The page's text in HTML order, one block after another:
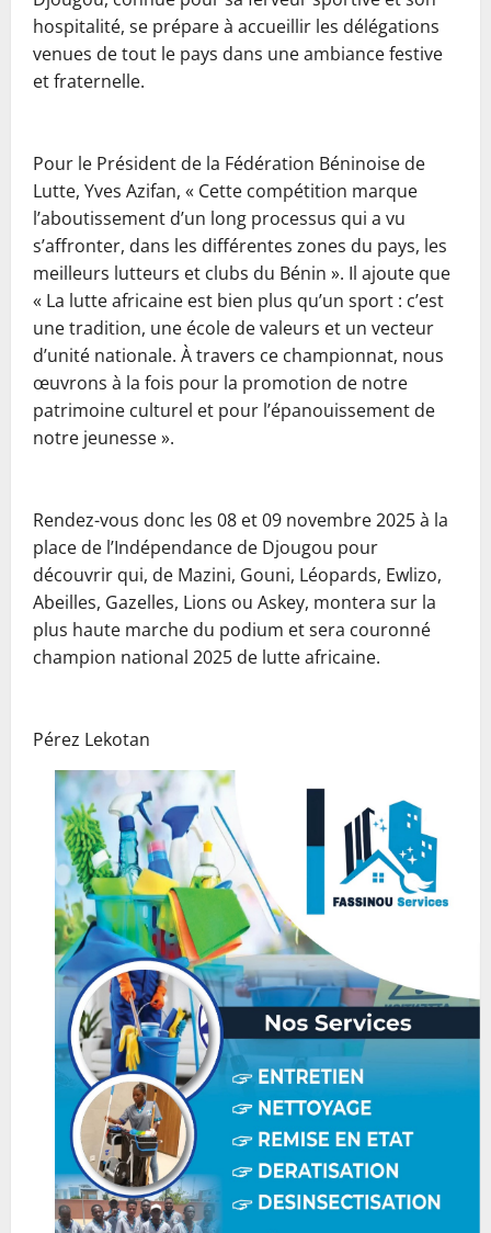
hospitalité, se prépare à accueillir les délégations
venues de tout le pays dans une ambiance festive
et fraternelle.
‎Pour le Président de la Fédération Béninoise de
Lutte, Yves Azifan, « Cette compétition marque
l’aboutissement d’un long processus qui a vu
s’affronter, dans les différentes zones du pays, les
meilleurs lutteurs et clubs du Bénin ». Il ajoute que
« La lutte africaine est bien plus qu’un sport : c’est
une tradition, une école de valeurs et un vecteur
d’unité nationale. À travers ce championnat, nous
œuvrons à la fois pour la promotion de notre
patrimoine culturel et pour l’épanouissement de
notre jeunesse ».
‎Rendez-vous donc les 08 et 09 novembre 2025 à la
place de l’Indépendance de Djougou pour
découvrir qui, de Mazini, Gouni, Léopards, Ewlizo,
Abeilles, Gazelles, Lions ou Askey, montera sur la
plus haute marche du podium et sera couronné
champion national 2025 de lutte africaine.
‎Pérez Lekotan